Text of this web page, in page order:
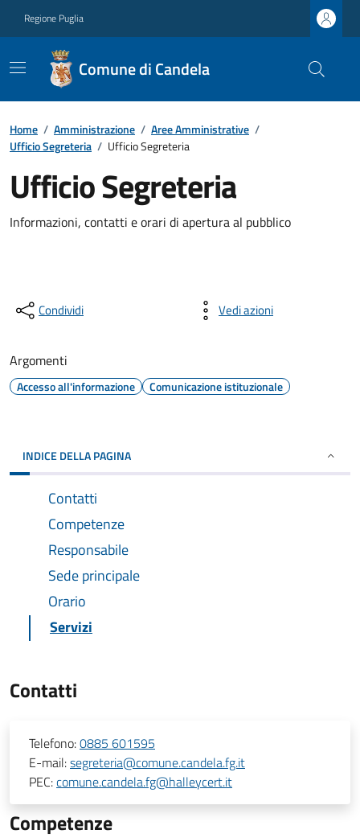
Regione Puglia
Comune di Candela
Home / Amministrazione / Aree Amministrative /
Ufficio Segreteria / Ufficio Segreteria
Ufficio Segreteria
Informazioni, contatti e orari di apertura al pubblico
Condividi Vedi azioni
Argomenti
Accesso all'informazione Comunicazione istituzionale
INDICE DELLA PAGINA
Contatti
Competenze
Responsabile
Sede principale
Orario
Servizi
Contatti
Telefono:0885 601595
E-mail:segreteria@comune.candela.fg.it
PEC:comune.candela.fg@halleycert.it
Competenze